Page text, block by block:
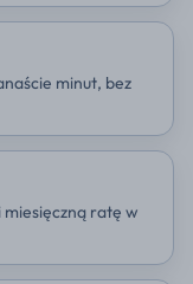
minut, bez
ratę w